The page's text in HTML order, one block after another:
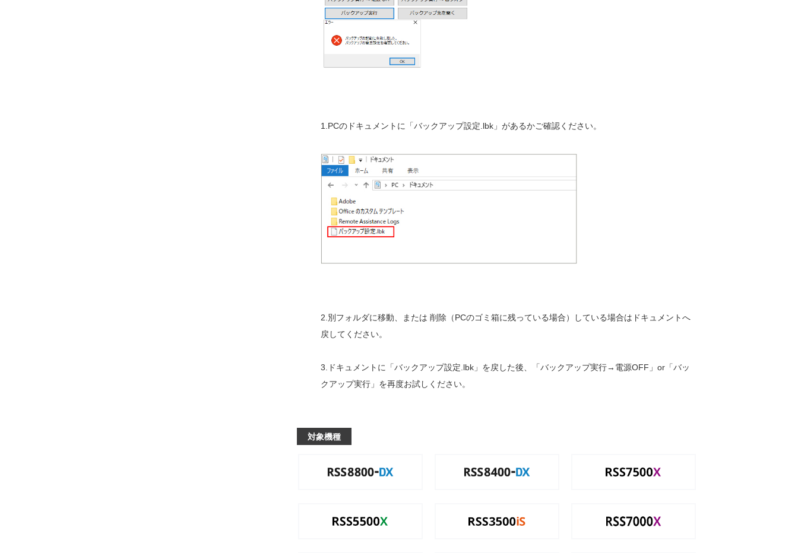
1.PCのドキュメントに「バックアップ設定.lbk」があるかご確認ください。
2.別フォルダに移動、または 削除（PCのゴミ箱に残っている場合）している場合はドキュメントへ
戻してください。
3.ドキュメントに「バックアップ設定.lbk」を戻した後、「バックアップ実行→電源OFF」or「バッ
クアップ実行」を再度お試しください。
対象機種